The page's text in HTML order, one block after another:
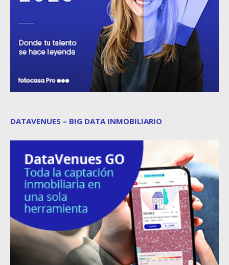
DATAVENUES – BIG DATA INMOBILIARIO